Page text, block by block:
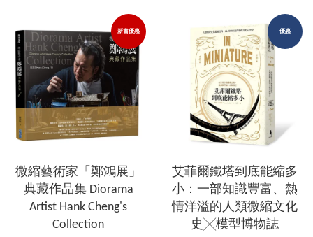
新書優惠
微縮藝術家「鄭鴻展」
典藏作品集 Diorama
Artist Hank Cheng's
Collection
優惠
艾菲爾鐵塔到底能縮多
小：一部知識豐富、熱
情洋溢的人類微縮文化
史╳模型博物誌